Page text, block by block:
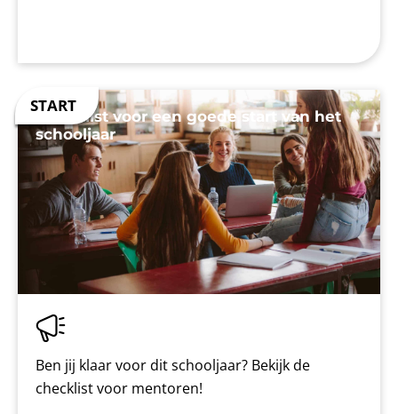
Checklist voor een goede start van het
schooljaar
Ben jij klaar voor dit schooljaar? Bekijk de
checklist voor mentoren!